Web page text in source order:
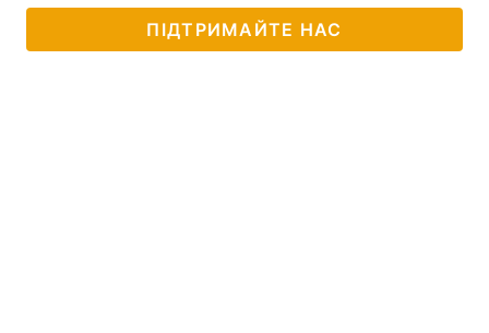
ПІДТРИМАЙТЕ НАС